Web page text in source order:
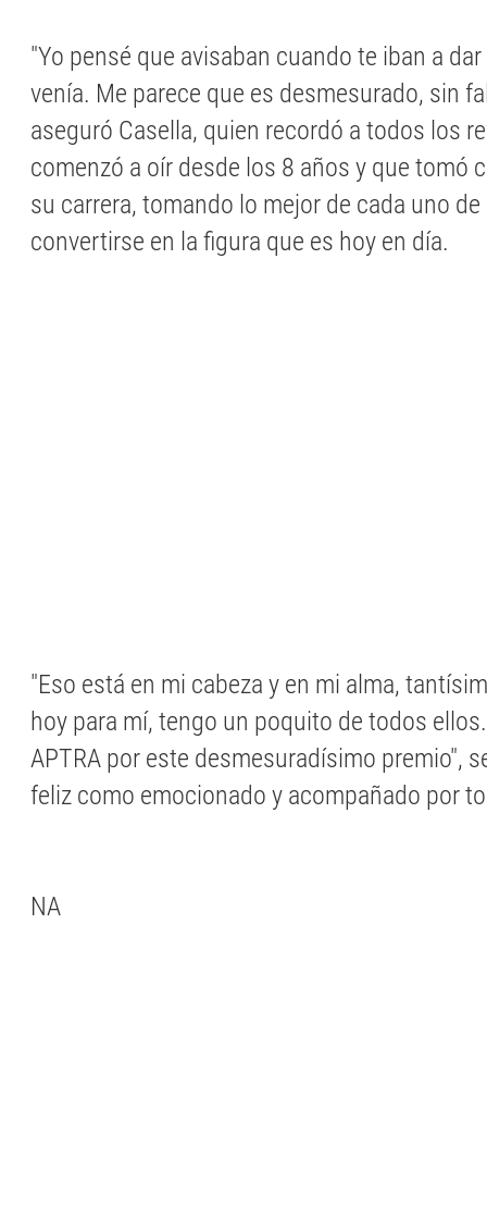
"Yo pensé que avisaban cuando te iban a
venía. Me parece que es desmesurado, sin
aseguró Casella, quien recordó a todos los
comenzó a oír desde los 8 años y que tomó
su carrera, tomando lo mejor de cada uno
convertirse en la figura que es hoy en día.
"Eso está en mi cabeza y en mi alma,
hoy para mí, tengo un poquito de todos
APTRA por este desmesuradísimo premio",
feliz como emocionado y acompañado por
NA